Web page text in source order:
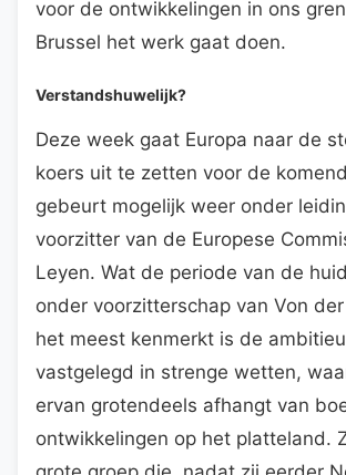
voor de ontwikkelingen in ons
Brussel het werk gaat doen.
Verstandshuwelijk?
Deze week gaat Europa naar de
koers uit te zetten voor de
gebeurt mogelijk weer onder
voorzitter van de Europese
Leyen. Wat de periode van de
onder voorzitterschap van Von
het meest kenmerkt is de
vastgelegd in strenge wetten,
ervan grotendeels afhangt van
ontwikkelingen op het platteland.